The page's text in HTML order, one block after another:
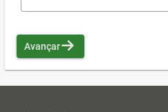
Avançar